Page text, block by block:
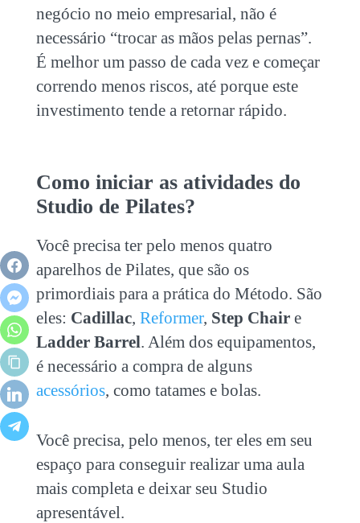
negócio no meio empresarial, não é
necessário “trocar as mãos pelas pernas”.
É melhor um passo de cada vez e começar
correndo menos riscos, até porque este
investimento tende a retornar rápido.
Como iniciar as atividades do
Studio de Pilates?
Você precisa ter pelo menos quatro
aparelhos de Pilates, que são os
primordiais para a prática do Método. São
eles: Cadillac, Reformer, Step Chaire
Ladder Barrel. Além dos equipamentos,
é necessário a compra de alguns
acessórios, como tatames e bolas.
Você precisa, pelo menos, ter eles em seu
espaço para conseguir realizar uma aula
mais completa e deixar seu Studio
apresentável.